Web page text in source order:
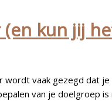
kun jij
vaak gezegd dat
van je doelgroep is